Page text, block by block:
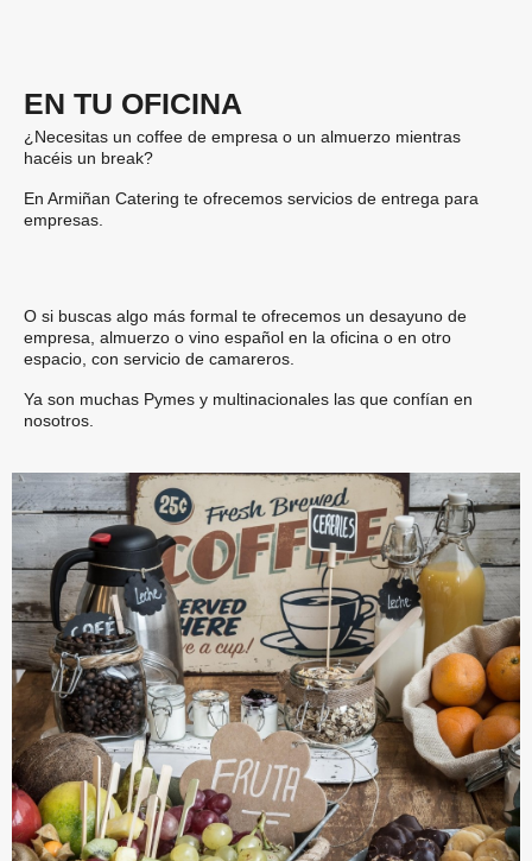
EN TU OFICINA
¿Necesitas un coffee de empresa o un almuerzo mientras
hacéis un break?
En Armiñan Catering te ofrecemos servicios de entrega para
empresas.
O si buscas algo más formal te ofrecemos un desayuno de
empresa, almuerzo o vino español en la oficina o en otro
espacio, con servicio de camareros
Ya son muchas Pymes y multinacionales las que confían en
nosotros.